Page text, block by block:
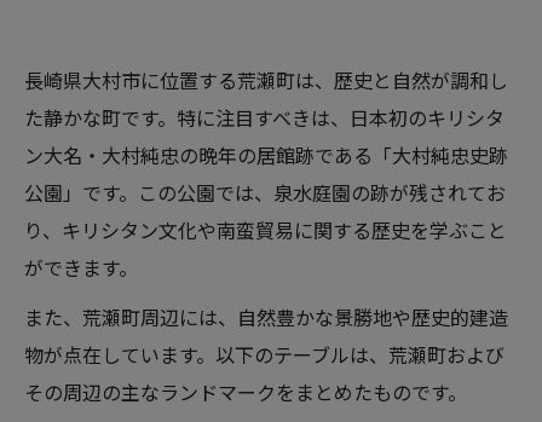
長崎県大村市に位置する荒瀬町は、歴史と自然が調和し
た静かな町です。特に注目すべきは、日本初のキリシタ
ン大名・大村純忠の晩年の居館跡である「大村純忠史跡
公園」です。この公園では、泉水庭園の跡が残されてお
り、キリシタン文化や南蛮貿易に関する歴史を学ぶこと
ができます。
また、荒瀬町周辺には、自然豊かな景勝地や歴史的建造
物が点在しています。以下のテーブルは、荒瀬町および
その周辺の主なランドマークをまとめたものです。